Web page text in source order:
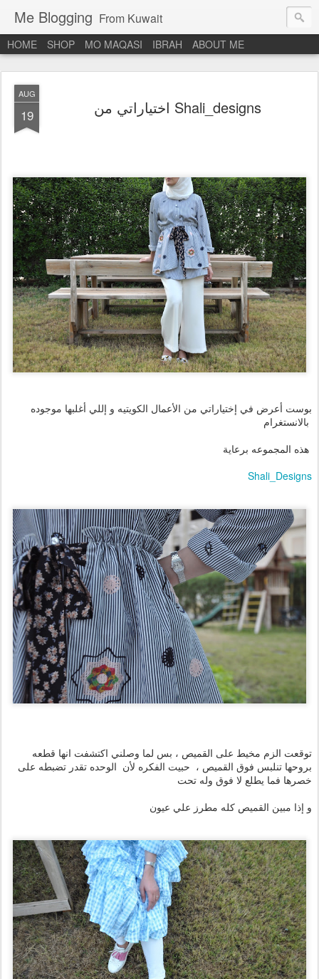
Me Blogging From Kuwait
HOME SHOP MO MAQASI IBRAH ABOUT ME
AUG
19 اختياراتي من Shali_designs
بوست أعرض في إختياراتي من الأعمال الكويتيه و إللي أغلبها موجوده
Shali_Designs
توقعت الزم مخيط على القميص ، بس لما وصلني اكتشفت انها قطعه
بروحها تنلبس فوق القميص ، حبيت الفكره لأن الوحده تقدر تضبطه على
خصرها فما يطلع لا فوق وله تحت
و إذا مبين القميص كله مطرز علي عيون